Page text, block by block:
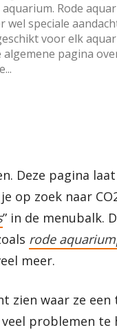
aquarium. Rode
wel speciale
voor elk
algemene pagina
Deze pagina
op zoek naar
” in de menubalk.
rode
meer.
zien waar ze een
problemen te